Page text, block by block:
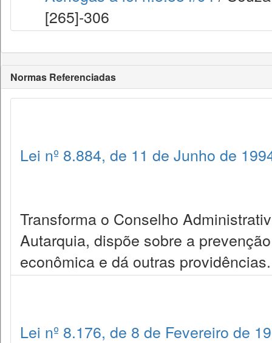
[265]-306
Normas Referenciadas
Lei nº 8.884, de 11 de Junho de
Transforma o Conselho
Autarquia, dispõe sobre a
econômica e dá outras providências.
Lei nº 8.176, de 8 de Fevereiro de